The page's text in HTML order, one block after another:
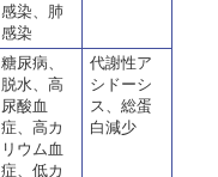
感染、肺
感染
糖尿病、
脱水、高
尿酸血
症、高カ
リウム血
症、低カ
代謝性ア
シドーシ
ス、総蛋
白減少